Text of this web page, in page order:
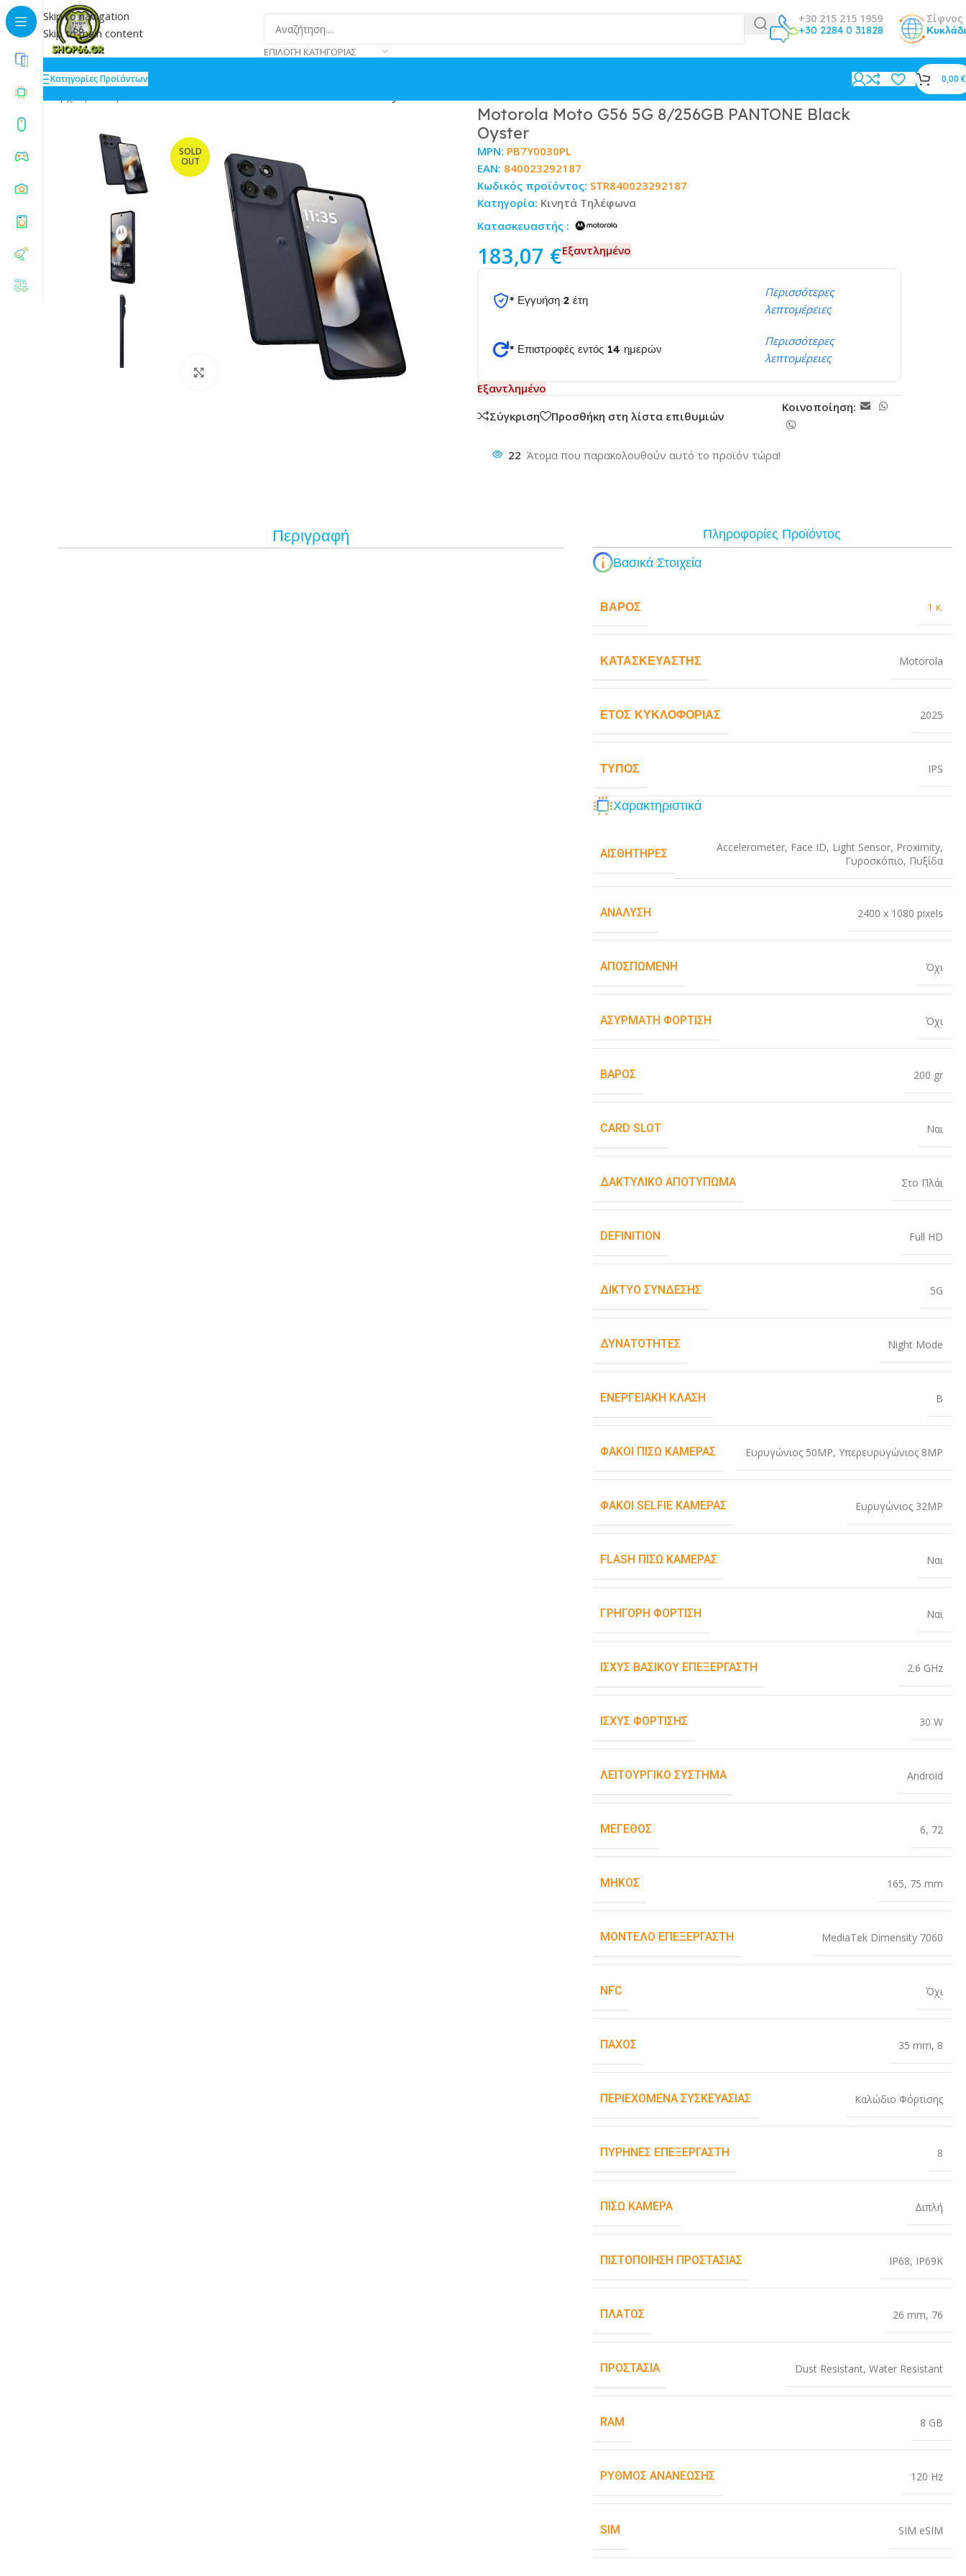
Skip to navigation
Skip to main content
ΕΠΙΛΟΓΉ ΚΑΤΗΓΟΡΊΑΣ
+30 215 215 1959
+30 2284 0 31828
Σίφνος
Κατηγορίες Προϊόντων 0,00 €
SOLD
OUT
Κάντε κλικ για μεγέθυνση
Motorola Moto G56 5G 8/256GB PANTONE Black
Oyster
Κατασκευαστής :
MPN: PB7Y0030PL
EAN: 840023292187
Κωδικός προϊόντος: STR840023292187
Κατηγορία: Κινητά Τηλέφωνα
183,07 €Εξαντλημένο
* Εγγυήση 2 έτη
Περισσότερες
λεπτομέρειες
* Επιστροφές εντός 14 ημερών
Περισσότερες
λεπτομέρειες
Εξαντλημένο
Σύγκριση
Προσθήκη στη λίστα επιθυμιών
Κοινοποίηση:
22 Άτομα που παρακολουθούν αυτό το προϊόν τώρα!
Περιγραφή
Πληροφορίες Προϊόντος
Βασικά Στοιχεία
ΒΆΡΟΣ 1 κ.
ΚΑΤΑΣΚΕΥΑΣΤΉΣ Motorola
ΈΤΟΣ ΚΥΚΛΟΦΟΡΊΑΣ 2025
ΤΎΠΟΣ IPS
Χαρακτηριστικά
ΑΙΣΘΗΤΉΡΕΣ Accelerometer, Face ID, Light Sensor, Proximity,
Γυροσκόπιο, Πυξίδα
ΑΝΆΛΥΣΗ 2400 x 1080 pixels
ΑΠΟΣΠΏΜΕΝΗ Όχι
ΑΣΎΡΜΑΤΗ ΦΌΡΤΙΣΗ Όχι
ΒΆΡΟΣ 200 gr
CARD SLOT Ναι
ΔΑΚΤΥΛΙΚΌ ΑΠΟΤΎΠΩΜΑ Στο Πλάι
DEFINITION Full HD
ΔΊΚΤΥΟ ΣΎΝΔΕΣΗΣ 5G
ΔΥΝΑΤΌΤΗΤΕΣ Night Mode
ΕΝΕΡΓΕΙΑΚΉ ΚΛΆΣΗ B
ΦΑΚΟΊ ΠΊΣΩ ΚΆΜΕΡΑΣ Ευρυγώνιος 50MP, Υπερευρυγώνιος 8MP
ΦΑΚΟΊ SELFIE ΚΆΜΕΡΑΣ Ευρυγώνιος 32MP
FLASH ΠΊΣΩ ΚΆΜΕΡΑΣ Ναι
ΓΡΉΓΟΡΗ ΦΌΡΤΙΣΗ Ναι
ΙΣΧΎΣ ΒΑΣΙΚΟΎ ΕΠΕΞΕΡΓΑΣΤΉ 2.6 GHz
ΙΣΧΎΣ ΦΌΡΤΙΣΗΣ 30 W
ΛΕΙΤΟΥΡΓΙΚΌ ΣΎΣΤΗΜΑ Android
ΜΈΓΕΘΟΣ 6, 72
ΜΉΚΟΣ 165, 75 mm
ΜΟΝΤΈΛΟ ΕΠΕΞΕΡΓΑΣΤΉ MediaTek Dimensity 7060
NFC Όχι
ΠΆΧΟΣ 35 mm, 8
ΠΕΡΙΕΧΌΜΕΝΑ ΣΥΣΚΕΥΑΣΊΑΣ Καλώδιο Φόρτισης
ΠΥΡΉΝΕΣ ΕΠΕΞΕΡΓΑΣΤΉ 8
ΠΊΣΩ ΚΆΜΕΡΑ Διπλή
ΠΙΣΤΟΠΟΊΗΣΗ ΠΡΟΣΤΑΣΊΑΣ IP68, IP69K
ΠΛΆΤΟΣ 26 mm, 76
ΠΡΟΣΤΑΣΊΑ Dust Resistant, Water Resistant
RAM 8 GB
ΡΥΘΜΌΣ ΑΝΑΝΈΩΣΗΣ 120 Hz
SIM SIM eSIM